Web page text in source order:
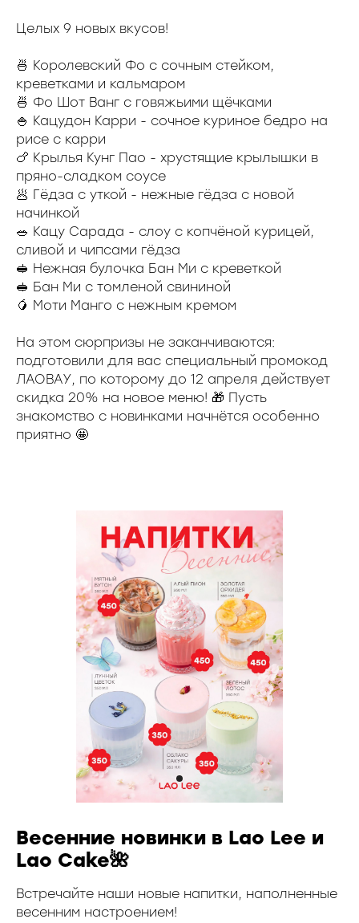
Целых 9 новых вкусов!
🍜 Королевский Фо с сочным стейком,
креветками и кальмаром
🍜 Фо Шот Ванг с говяжьими щёчками
🍚 Кацудон Карри - сочное куриное бедро на
рисе с карри
🍗 Крылья Кунг Пао - хрустящие крылышки в
пряно-сладком соусе
🥟 Гëдза с уткой - нежные гëдза с новой
начинкой
🥗 Кацу Сарада - слоу с копчёной курицей,
сливой и чипсами гëдза
🥪 Нежная булочка Бан Ми с креветкой
🥪 Бан Ми с томленой свининой
🥭 Моти Манго с нежным кремом
На этом сюрпризы не заканчиваются:
подготовили для вас специальный промокод
ЛАОВАУ, по которому до 12 апреля действует
скидка 20% на новое меню! 🎁 Пусть
знакомство с новинками начнётся особенно
приятно 🤩
Весенние новинки в Lao Lee и
Lao Cake🌺
Встречайте наши новые напитки, наполненные
весенним настроением!